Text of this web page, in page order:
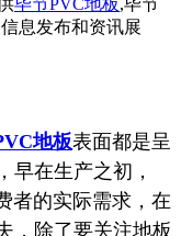
息发布和资讯展
地板表面都是呈
早在生产之初，
者的实际需求，在
，除了要关注地板